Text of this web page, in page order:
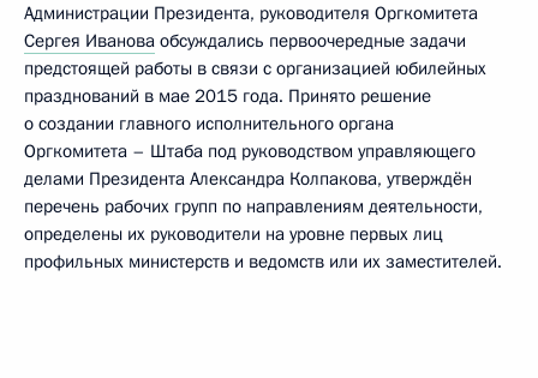
Администрации Президента, руководителя Оргкомитета
Сергея Иванова обсуждались первоочередные задачи
предстоящей работы в связи с организацией юбилейных
празднований в мае 2015 года. Принято решение
о создании главного исполнительного органа
Оргкомитета – Штаба под руководством управляющего
делами Президента Александра Колпакова, утверждён
перечень рабочих групп по направлениям деятельности,
определены их руководители на уровне первых лиц
профильных министерств и ведомств или их заместителей.